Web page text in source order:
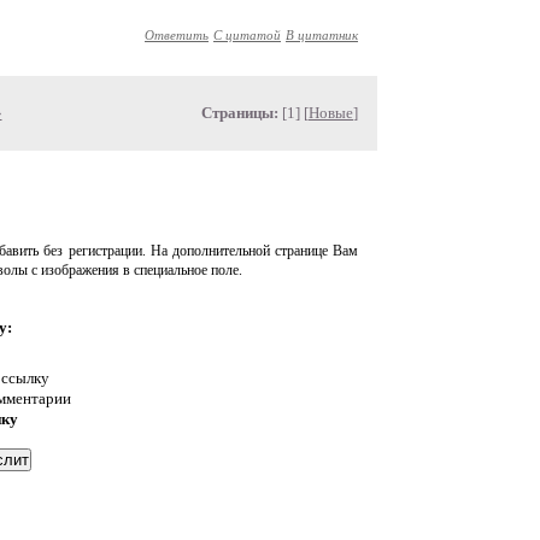
Ответить С цитатой В цитатник
Страницы: [1] [Новые]
без регистрации. На дополнительной странице Вам
с изображения в специальное поле.